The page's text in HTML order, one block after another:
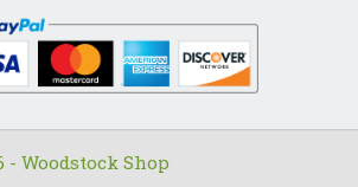
- Woodstock Shop